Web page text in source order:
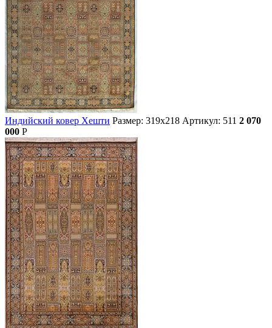
Индийский ковер Хешти Размер: 319х218 Артикул: 511 2 070
000 Р